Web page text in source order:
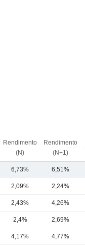
Rendimento
(N)
Rendimento
(N+1)
6,73% 6,51%
2,09% 2,24%
2,43% 4,26%
2,4% 2,69%
4,17% 4,77%